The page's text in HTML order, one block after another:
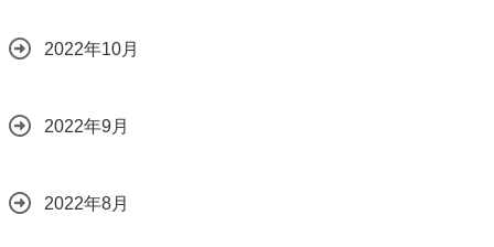
2022年10月
2022年9月
2022年8月